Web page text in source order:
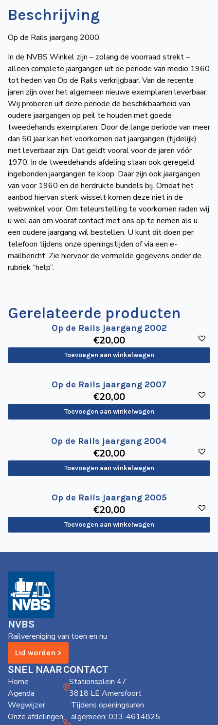
Beschrijving
Op de Rails jaargang 2000.
In de NVBS Winkel zijn – zolang de voorraad strekt –
alleen complete jaargangen uit de periode van medio 1960
tot heden van Op de Rails verkrijgbaar. Van de recente
jaren zijn over het algemeen nieuwe exemplaren leverbaar.
Wij proberen uit deze periode de beschikbaarheid van
oudere jaargangen op peil te houden met goede
tweedehands exemplaren. Door de lange periode van meer
dan 50 jaar kan het voorkomen dat jaargangen (tijdelijk)
niet leverbaar zijn. Dat geldt vooral voor de jaren vóór
1970. In de tweedehands afdeling staan ook geregeld
ingebonden jaargangen te koop. Daar zijn ook jaargangen
van voor 1960 en de herdrukte bundels bij. Omdat het
aanbod hiervan sterk wisselt komen deze niet in de
webwinkel voor. Om teleurstelling te voorkomen raden wij
u wel aan om vooraf contact met ons op te nemen als u
een oudere jaargang wil bestellen. U kunt dit doen per
telefoon tijdens onze openingstijden of via een e-
mailbericht. Zie hiervoor de vermelde gegevens onder de
rubriek “help”.
Gerelateerde producten
Op de Rails jaargang 2002
€20,00
Toevoegen aan winkelwagen
Op de Rails jaargang 2007
€20,00
Toevoegen aan winkelwagen
Op de Rails jaargang 2004
€20,00
Toevoegen aan winkelwagen
Op de Rails jaargang 2005
€20,00
Toevoegen aan winkelwagen
NVBS
Railvereniging van toen en nu
Lid worden >
SNEL NAAR
Home
Agenda
Wegwijzer
Onze afdelingen
CONTACT
Stationsplein 47
3818 LE Amersfoort
Tijdens openingsuren
algemeen: 033-4614825